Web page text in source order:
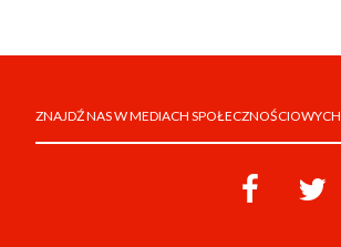
ZNAJDŹ NAS W MEDIACH SPOŁECZNOŚCIOWYCH